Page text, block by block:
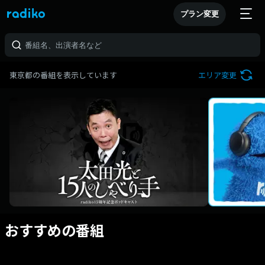
プラン変更
東京都の番組を表示しています エリア変更
おすすめの番組